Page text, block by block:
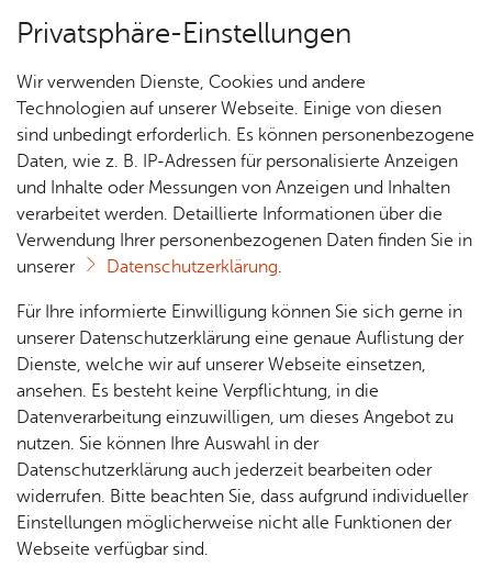
Über­sicht Bür­ger & Stadt
haus &
Bür­
ger­
ser­vice
Rat­
häu­ser
& Orts­
ver­
wal­
rich­
ten,
Vi­de­os
& Bil­
der
Me­di­
en­in­
for­ma­
tio­nen
Jobs
Stel­
len­an­
ge­bo­te
Aus­bil­
dung &
Stu­di­
um
Bauen
& Um­
welt
Geo­
da­ten
& 3D-
Stadt­
Ge­
sund­
heit &
kum
Ärzte &
Apo­
Essen & Trin­ken
Café und Wein­bar Gess­ler
1862
Kaf­fee- und Tee­spe­zia­li­tä­ten, aus­ge­such­te Weine,
haus­ge­mach­te Quiches, Sup­pen, Ku­chen und
vie­les mehr.
Privatsphäre-Einstellungen
Wir verwenden Dienste, Cookies und andere
Technologien auf unserer Webseite. Einige von diesen
sind unbedingt erforderlich. Es können personenbezogene
Daten, wie z. B. IP-Adressen für personalisierte Anzeigen
und Inhalte oder Messungen von Anzeigen und Inhalten
verarbeitet werden. Detaillierte Informationen über die
Verwendung Ihrer personenbezogenen Daten finden Sie in
unserer
Datenschutzerklärung.
Für Ihre informierte Einwilligung können Sie sich gerne in
unserer Datenschutzerklärung eine genaue Auflistung der
Dienste, welche wir auf unserer Webseite einsetzen,
ansehen. Es besteht keine Verpflichtung, in die
Datenverarbeitung einzuwilligen, um dieses Angebot zu
nutzen. Sie können Ihre Auswahl in der
Datenschutzerklärung auch jederzeit bearbeiten oder
widerrufen. Bitte beachten Sie, dass aufgrund individueller
Einstellungen möglicherweise nicht alle Funktionen der
Webseite verfügbar sind.